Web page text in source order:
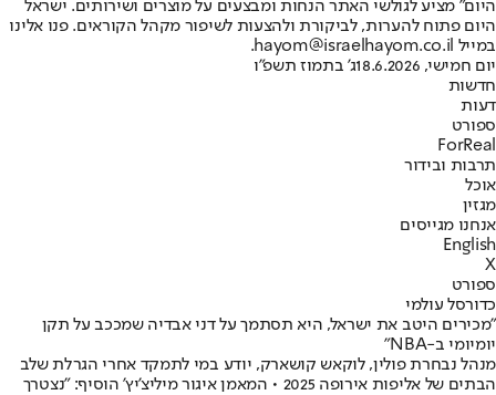
היום" מציע לגולשי האתר הנחות ומבצעים על מוצרים ושירותים. ישראל
היום פתוח להערות, לביקורת ולהצעות לשיפור מקהל הקוראים. פנו אלינו
במייל hayom@israelhayom.co.il.
יום חמישי, 18.6.2026
ג' בתמוז תשפ"ו
חדשות
דעות
ספורט
ForReal
תרבות ובידור
אוכל
מגזין
אנחנו מגייסים
English
X
ספורט
כדורסל עולמי
"מכירים היטב את ישראל, היא תסתמך על דני אבדיה שמככב על תקן
יומיומי ב-NBA"
מנהל נבחרת פולין, לוקאש קושארק, יודע במי לתמקד אחרי הגרלת שלב
הבתים של אליפות אירופה 2025 • המאמן איגור מיליצ'יץ' הוסיף: "נצטרך